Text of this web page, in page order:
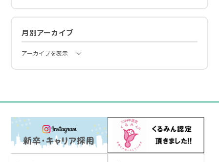
月別アーカイブ
アーカイブを表示